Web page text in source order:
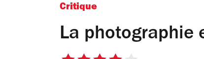
Critique
La photographie